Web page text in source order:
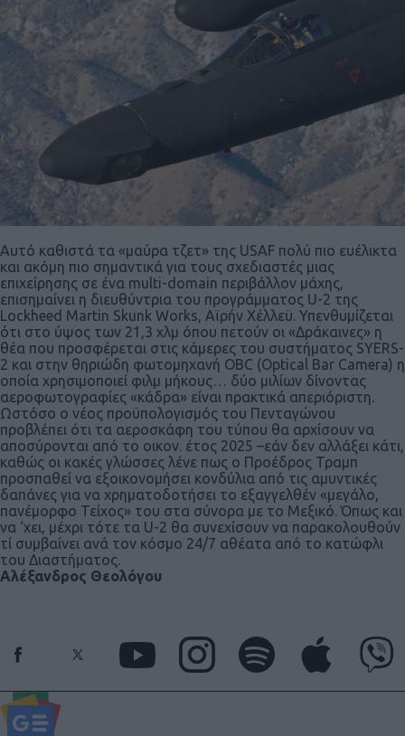
Αυτό καθιστά τα «μαύρα τζετ» της USAF πολύ πιο ευέλικτα
και ακόμη πιο σημαντικά για τους σχεδιαστές μιας
επιχείρησης σε ένα multi-domain περιβάλλον μάχης,
επισημαίνει η διευθύντρια του προγράμματος U-2 της
Lockheed Martin Skunk Works, Aϊρήν Χέλλεϋ. Υπενθυμίζεται
ότι στο ύψος των 21,3 χλμ όπου πετούν οι «Δράκαινες» η
θέα που προσφέρεται στις κάμερες του συστήματος SYERS-
2 και στην θηριώδη φωτομηχανή OBC (Optical Bar Camera) η
οποία χρησιμοποιεί φιλμ μήκους… δύο μιλίων δίνοντας
αεροφωτογραφίες «κάδρα» είναι πρακτικά απεριόριστη.
Ωστόσο ο νέος προϋπολογισμός του Πενταγώνου
προβλέπει ότι τα αεροσκάφη του τύπου θα αρχίσουν να
αποσύρονται από το οικον. έτος 2025 –εάν δεν αλλάξει κάτι,
καθώς οι κακές γλώσσες λένε πως ο Προέδρος Τραμπ
προσπαθεί να εξοικονομήσει κονδύλια από τις αμυντικές
δαπάνες για να χρηματοδοτήσει το εξαγγελθέν «μεγάλο,
πανέμορφο Τείχος» του στα σύνορα με το Μεξικό. Όπως και
να ‘χει, μέχρι τότε τα U-2 θα συνεχίσουν να παρακολουθούν
τί συμβαίνει ανά τον κόσμο 24/7 αθέατα από το κατώφλι
του Διαστήματος.
Αλέξανδρος Θεολόγου